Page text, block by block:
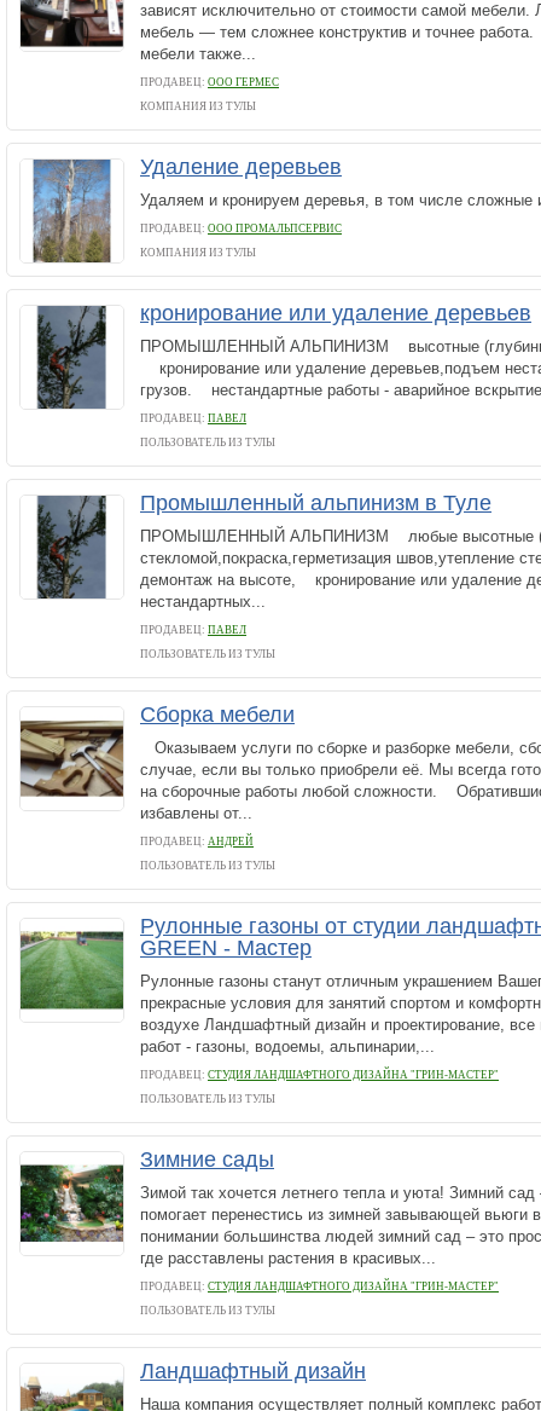
зависят исключительно от стоимости самой мебели.
мебель — тем сложнее конструктив и точнее
мебели также...
ПРОДАВЕЦ: ООО ГЕРМЕС
КОМПАНИЯ ИЗ ТУЛЫ
Удаление деревьев
Удаляем и кронируем деревья, в том числе сложные
ПРОДАВЕЦ: ООО ПРОМАЛЬПСЕРВИС
КОМПАНИЯ ИЗ ТУЛЫ
кронирование или удаление деревьев
ПРОМЫШЛЕННЫЙ АЛЬПИНИЗМ высотные
кронирование или удаление деревьев,подъем
грузов. нестандартные работы - аварийное
ПРОДАВЕЦ: ПАВЕЛ
ПОЛЬЗОВАТЕЛЬ ИЗ ТУЛЫ
Промышленный альпинизм в Туле
ПРОМЫШЛЕННЫЙ АЛЬПИНИЗМ любые высотные
стекломой,покраска,герметизация швов,утепление
демонтаж на высоте, кронирование или удаление
нестандартных...
ПРОДАВЕЦ: ПАВЕЛ
ПОЛЬЗОВАТЕЛЬ ИЗ ТУЛЫ
Сборка мебели
Оказываем услуги по сборке и разборке мебели,
случае, если вы только приобрели её. Мы всегда
на сборочные работы любой сложности.
избавлены от...
ПРОДАВЕЦ: АНДРЕЙ
ПОЛЬЗОВАТЕЛЬ ИЗ ТУЛЫ
Рулонные газоны от студии
GREEN - Мастер
Рулонные газоны станут отличным украшением
прекрасные условия для занятий спортом и
воздухе Ландшафтный дизайн и проектирование,
работ - газоны, водоемы, альпинарии,...
ПРОДАВЕЦ: СТУДИЯ ЛАНДШАФТНОГО ДИЗАЙНА "ГРИН-МАСТЕР"
ПОЛЬЗОВАТЕЛЬ ИЗ ТУЛЫ
Зимние сады
Зимой так хочется летнего тепла и уюта! Зимний сад
помогает перенестись из зимней завывающей вьюги
понимании большинства людей зимний сад – это
где расставлены растения в красивых...
ПРОДАВЕЦ: СТУДИЯ ЛАНДШАФТНОГО ДИЗАЙНА "ГРИН-МАСТЕР"
ПОЛЬЗОВАТЕЛЬ ИЗ ТУЛЫ
Ландшафтный дизайн
Наша компания осуществляет полный комплекс